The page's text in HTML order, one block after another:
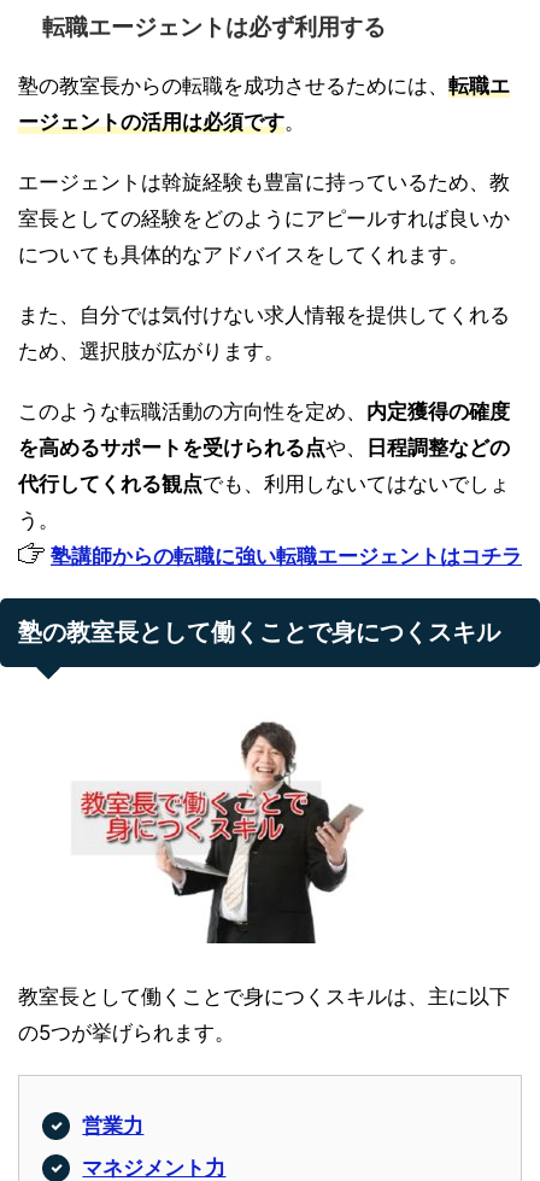
転職エージェントは必ず利用する
塾の教室長からの転職を成功させるためには、 転職エ
ージェントの活用は必須です。
エージェントは斡旋経験も豊富に持っているため、教
室長としての経験をどのようにアピールすれば良いか
についても具体的なアドバイスをしてくれます。
また、自分では気付けない求人情報を提供してくれる
ため、選択肢が広がります。
このような転職活動の方向性を定め、 内定獲得の確度
を高めるサポートを受けられる点や、
日程調整などの
代行してくれる観点でも、利用しないてはないでしょ
う。
塾講師からの転職に強い転職エージェントはコチラ
塾の教室長として働くことで身につくスキル
教室長として働くことで身につくスキルは、主に以下
の5つが挙げられます。
営業力
マネジメント力